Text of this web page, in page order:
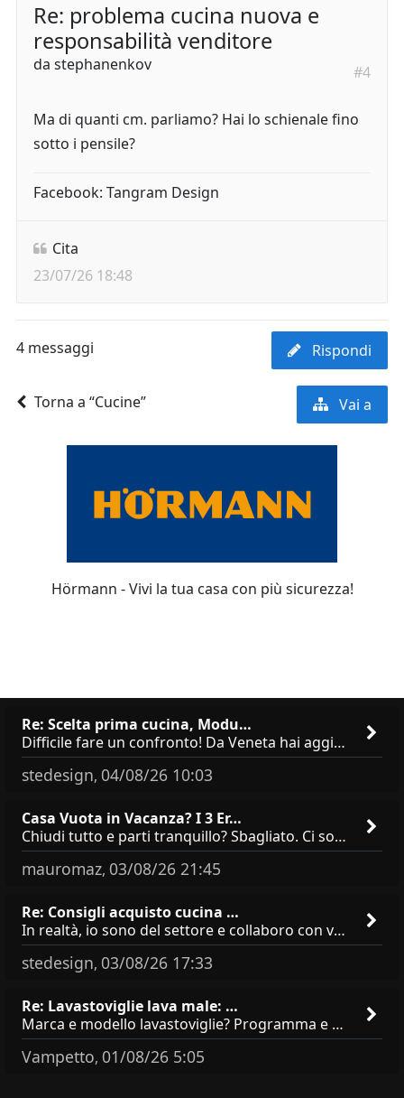
Re: problema cucina nuova e
responsabilità venditore
#4
da stephanenkov
Ma di quanti cm. parliamo? Hai lo schienale fino
sotto i pensile?
Facebook: Tangram Design
Cita
23/07/26 18:48
4 messaggi Rispondi
Torna a “Cucine” Vai a
Hörmann - Vivi la tua casa con più sicurezza!
Re: Scelta prima cucina, Modu…
Difficile fare un confronto! Da Veneta hai aggiunto i pensili a tutta altezza e una colonna dispensa da 30, che da soli
stedesign, 04/08/26 10:03
Casa Vuota in Vacanza? I 3 Er…
Chiudi tutto e parti tranquillo? Sbagliato. Ci sono 3 comportamenti che dicono ai ladri &quot;sono via per due settimane
mauromaz, 03/08/26 21:45
Re: Consigli acquisto cucina …
In realtà, io sono del settore e collaboro con vari negozi, ti possono dire che sono tutti brand abbastanza simili come
stedesign, 03/08/26 17:33
Re: Lavastoviglie lava male: …
Marca e modello lavastoviglie? Programma e Deterisvo utilizzato ? Decalcificatore è regolato in in base alla durezza
Vampetto, 01/08/26 5:05